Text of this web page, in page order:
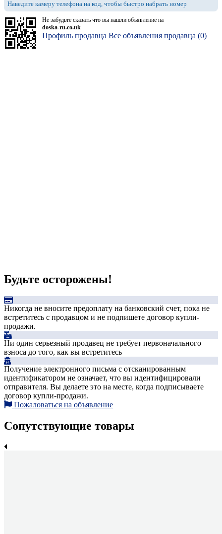
Наведите камеру телефона на код, чтобы быстро набрать номер
Не забудьте сказать что вы нашли объявление на
doska-ru.co.uk
Профиль продавца Все объявления продавца (0)
Будьте осторожены!
Никогда не вносите предоплату на банковский счет, пока не
встретитесь с продавцом и не подпишете договор купли-
продажи.
Ни один серьезный продавец не требует первоначального
взноса до того, как вы встретитесь
Получение электронного письма с отсканированным
идентификатором не означает, что вы идентифицировали
отправителя. Вы делаете это на месте, когда подписываете
договор купли-продажи.
Пожаловаться на объявление
Сопутствующие товары